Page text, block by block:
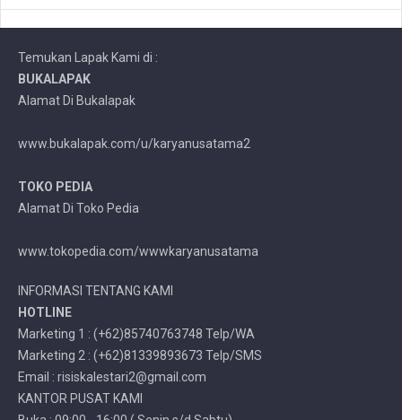
Temukan Lapak Kami di :
BUKALAPAK
Alamat Di Bukalapak
www.bukalapak.com/u/karyanusatama2
TOKO PEDIA
Alamat Di Toko Pedia
www.tokopedia.com/wwwkaryanusatama
INFORMASI TENTANG KAMI
HOTLINE
Marketing 1 : (+62)85740763748 Telp/WA
Marketing 2 : (+62)81339893673 Telp/SMS
Email : risiskalestari2@gmail.com
KANTOR PUSAT KAMI